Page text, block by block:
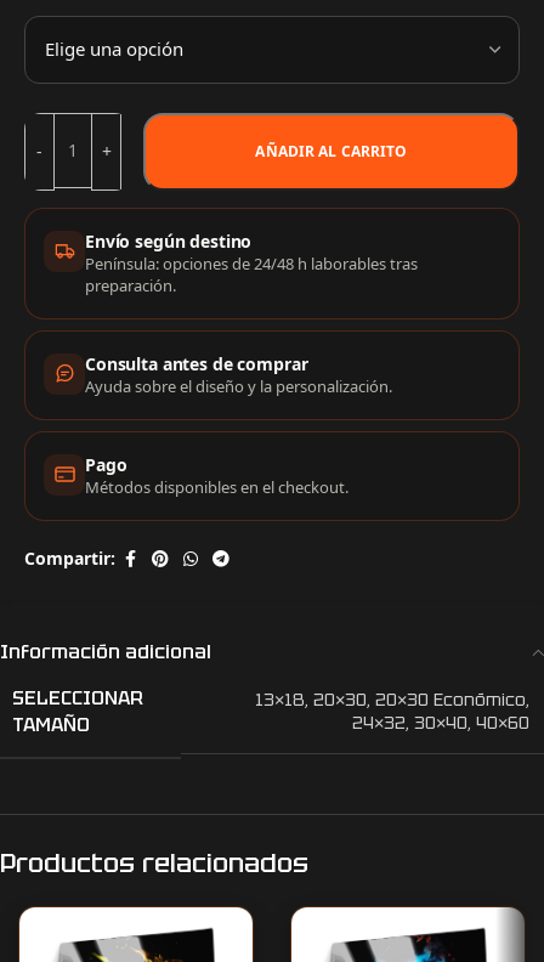
AÑADIR AL CARRITO
Información de compra
Envío según destino
Península: opciones de 24/48 h laborables tras
preparación.
Consulta antes de comprar
Ayuda sobre el diseño y la personalización.
Pago
Métodos disponibles en el checkout.
Compartir:
Información adicional
SELECCIONAR
TAMAÑO
13×18, 20×30, 20×30 Económico,
24×32, 30×40, 40×60
Productos relacionados